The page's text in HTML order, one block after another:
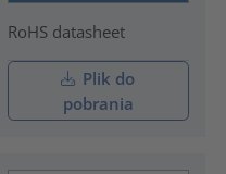
RoHS datasheet
Plik do
pobrania